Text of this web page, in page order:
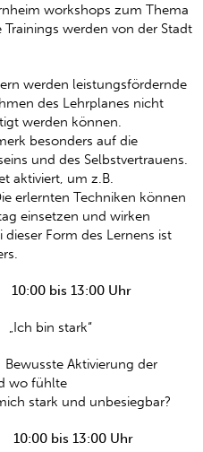
workshops zum Thema
Trainings werden von der Stadt
werden leistungsfördernde
des Lehrplanes nicht
werden können.
besonders auf die
und des Selbstvertrauens.
aktiviert, um z.B.
erlernten Techniken können
einsetzen und wirken
Form des Lernens ist
bis 13:00 Uhr
bin stark“
der
wo fühlte
stark und unbesiegbar?
bis 13:00 Uhr